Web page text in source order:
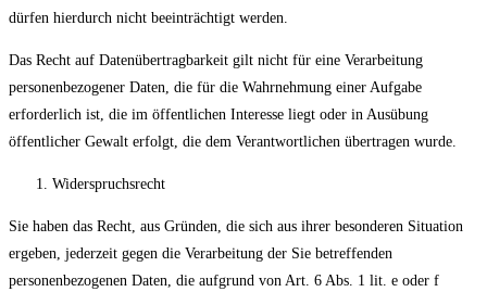
dürfen hierdurch nicht beeinträchtigt werden.
Das Recht auf Datenübertragbarkeit gilt nicht für eine Verarbeitung
personenbezogener Daten, die für die Wahrnehmung einer Aufgabe
erforderlich ist, die im öffentlichen Interesse liegt oder in Ausübung
öffentlicher Gewalt erfolgt, die dem Verantwortlichen übertragen wurde.
Widerspruchsrecht
Sie haben das Recht, aus Gründen, die sich aus ihrer besonderen Situation
ergeben, jederzeit gegen die Verarbeitung der Sie betreffenden
personenbezogenen Daten, die aufgrund von Art. 6 Abs. 1 lit. e oder f